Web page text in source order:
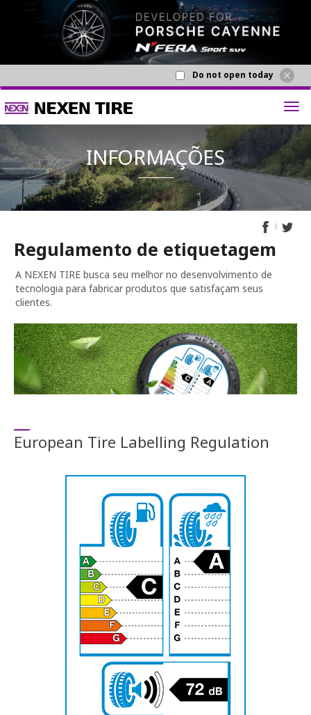
Do not open today
Regulamento de etiquetagem
A NEXEN TIRE busca seu melhor no desenvolvimento de
tecnologia para fabricar produtos que satisfaçam seus
clientes.
European Tire Labelling Regulation